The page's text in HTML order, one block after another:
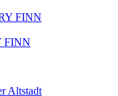
FINN